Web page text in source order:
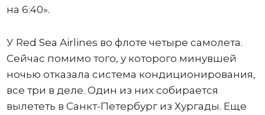
на 6:40».
У Red Sea Airlines во флоте четыре самолета.
Сейчас помимо того, у которого минувшей
ночью отказала система кондиционирования,
все три в деле. Один из них собирается
вылететь в Санкт-Петербург из Хургады. Еще